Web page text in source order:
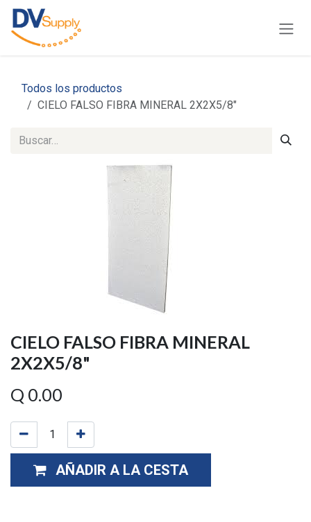
Ir al contenido
Todos los productos
CIELO FALSO FIBRA MINERAL 2X2X5/8"
CIELO FALSO FIBRA MINERAL
2X2X5/8"
Q 0.00
AÑADIR A LA CESTA